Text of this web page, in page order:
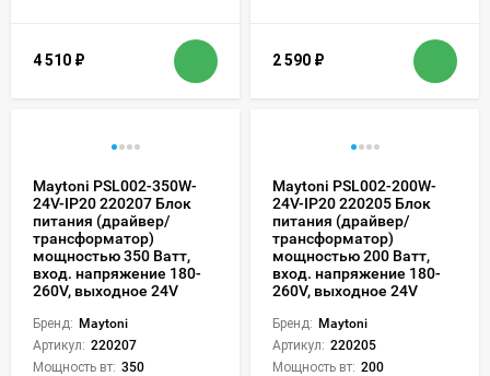
4 510 ₽ 2 590 ₽
Maytoni PSL002-350W-
24V-IP20 220207 Блок
питания (драйвер/
трансформатор)
мощностью 350 Ватт,
вход. напряжение 180-
260V, выходное 24V
Бренд: Maytoni
Артикул: 220207
Мощность вт: 350
Maytoni PSL002-200W-
24V-IP20 220205 Блок
питания (драйвер/
трансформатор)
мощностью 200 Ватт,
вход. напряжение 180-
260V, выходное 24V
Бренд: Maytoni
Артикул: 220205
Мощность вт: 200